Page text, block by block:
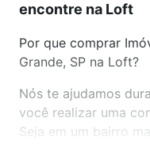
encontre na Loft
Por que comprar
Grande, SP na Loft?
Nós te ajudamos
você realizar uma
Seja em um bairro